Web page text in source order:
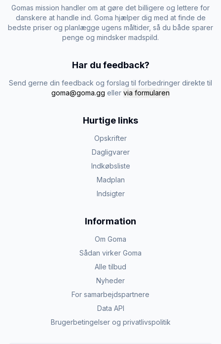
Gomas mission handler om at gøre det billigere og lettere for
danskere at handle ind. Goma hjælper dig med at finde de
bedste priser og planlægge ugens måltider, så du både sparer
penge og mindsker madspild.
Har du feedback?
Send gerne din feedback og forslag til forbedringer direkte til
goma@goma.gg eller via formularen
Hurtige links
Opskrifter
Dagligvarer
Indkøbsliste
Madplan
Indsigter
Information
Om Goma
Sådan virker Goma
Alle tilbud
Nyheder
For samarbejdspartnere
Data API
Brugerbetingelser og privatlivspolitik